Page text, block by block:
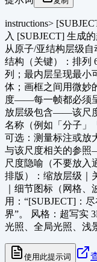
instructions>
入 [SUBJECT] 生成
从原子/亚结构层级
结构（关键）：排列
列；最内层呈现最小
体；画框之间用微妙
度——每一帧都必须
放层级包含——该尺
名称（例如「分子」
可选：测量标注或放
与该尺度相关的参
尺度隐喻（不要放入
排版）：缩放层级｜
｜细节图标（网格
用：“[SUBJECT]：
界”。 风格：超写实
光照、全局光照、浅
使用此提示词